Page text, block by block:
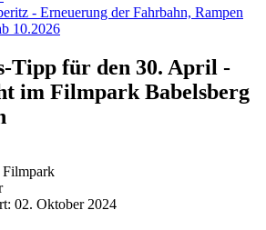
- Erneuerung der Fahrbahn, Rampen
10.2026
Tipp für den 30. April -
im Filmpark Babelsberg
Filmpark
02. Oktober 2024